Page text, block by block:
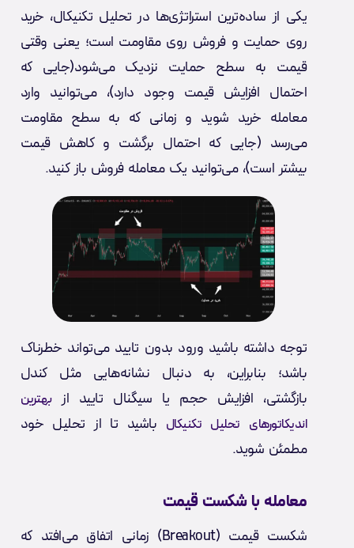
یکی از ساده‌ترین استراتژی‌ها در تحلیل تکنیکال، خرید
روی حمایت و فروش روی مقاومت است؛ یعنی وقتی
قیمت به سطح حمایت نزدیک می‌شود(جایی که
احتمال افزایش قیمت وجود دارد)، می‌توانید وارد
معامله خرید شوید و زمانی که به سطح مقاومت
می‌رسد (جایی که احتمال برگشت و کاهش قیمت
بیشتر است)، می‌توانید یک معامله فروش باز کنید.
توجه داشته باشید ورود بدون تایید می‌تواند خطرناک
باشد؛ بنابراین، به دنبال نشانه‌هایی مثل کندل
بازگشتی، افزایش حجم یا سیگنال تایید از بهترین
اندیکاتورهای تحلیل تکنیکال باشید تا از تحلیل خود
مطمئن شوید.
معامله با شکست قیمت
شکست قیمت (Breakout) زمانی اتفاق می‌افتد که